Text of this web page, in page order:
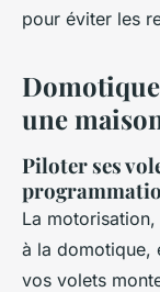
pour éviter les
une
Piloter ses
La
à la domotique,
vos volets